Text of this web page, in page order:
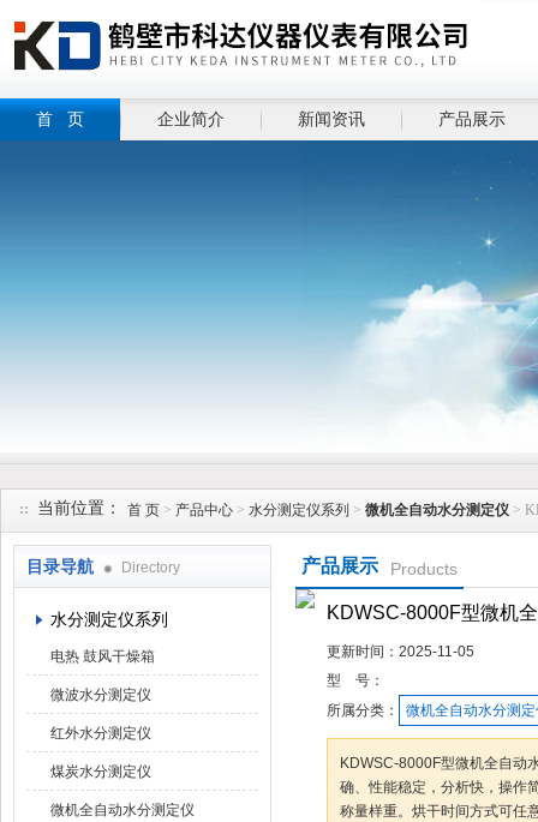
首 页 企业简介 新闻资讯 产品展示
当前位置： 首 页 > 产品中心 > 水分测定仪系列 > 微机全自动水分测定仪 >
目录导航 Directory
水分测定仪系列
电热 鼓风干燥箱
微波水分测定仪
红外水分测定仪
煤炭水分测定仪
微机全自动水分测定仪
产品展示 Products
KDWSC-8000F型微机
更新时间： 2025-11-05
型 号：
所属分类：
微机全自动水分测
KDWSC-8000F型微机全自动
确、性能稳定，分析快，操作
称量样重。烘干时间方式可任